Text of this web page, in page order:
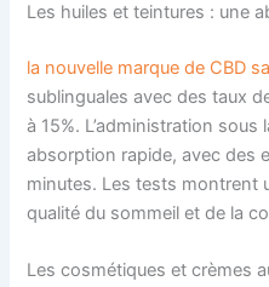
Les huiles et teintures : une
la nouvelle marque de CBD
sublinguales avec des taux
à 15%. L’administration sous
absorption rapide, avec des
minutes. Les tests montrent
qualité du sommeil et de la
Les cosmétiques et crèmes